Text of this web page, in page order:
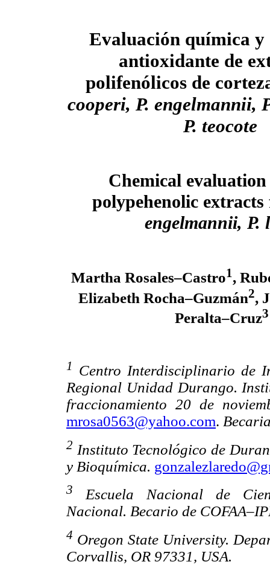
Evaluación química y
antioxidante de
polifenólicos de
cooperi, P. engelmannii,
P. teocote
Chemical
polypehenolic
engelmannii,
Martha Rosales–Castro1,
Elizabeth Rocha–Guzmán2,
Peralta–Cruz3
1
Centro Interdisciplinario de
Regional Unidad Durango.
fraccionamiento 20 de
mrosa0563@yahoo.com.
2 Instituto Tecnológico de
y Bioquímica.
3
Escuela Nacional de
Nacional. Becario de
4 Oregon State University.
Corvallis, OR 97331, USA.